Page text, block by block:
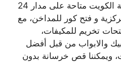
خدمات شركة قص خرسانة الكويت متاحة على مدار 24
و فتح كور للمداخن، مع
تخريم للمكيفات،
والابواب من قبل أفضل
ويمكننا قص خرسانة بدون